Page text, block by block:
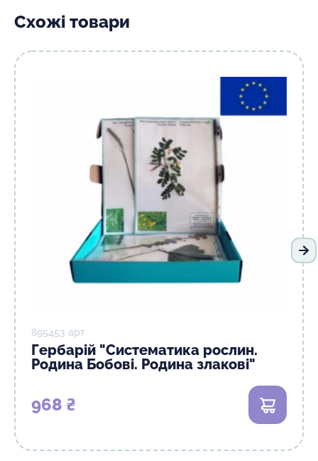
Схожі товари
895453 арт
Гербарій "Систематика рослин.
Родина Бобові. Родина злакові"
968 ₴ В кошик